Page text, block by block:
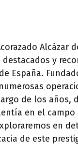
Alcázar
y
España.
de los años,
en el campo
en
de este